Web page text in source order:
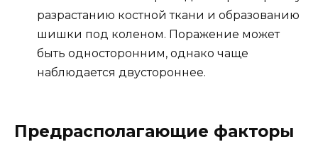
разрастанию костной ткани и образованию
шишки под коленом. Поражение может
быть односторонним, однако чаще
наблюдается двустороннее.
Предрасполагающие факторы